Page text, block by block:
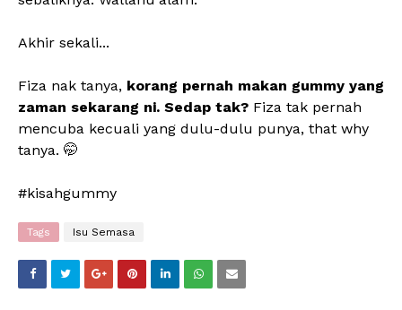
Akhir sekali...
Fiza nak tanya, korang pernah makan gummy yang
zaman sekarang ni. Sedap tak? Fiza tak pernah
mencuba kecuali yang dulu-dulu punya, that why
tanya. 🤭
#kisahgummy
Tags Isu Semasa